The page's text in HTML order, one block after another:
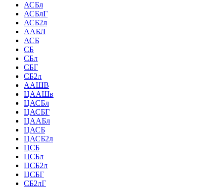
АСБл
АСБлГ
АСБ2л
ААБЛ
АСБ
СБ
СБл
СБГ
СБ2л
ААШВ
ЦААШв
ЦАСБл
ЦАСБГ
ЦААБл
ЦАСБ
ЦАСБ2л
ЦСБ
ЦСБл
ЦСБ2л
ЦСБГ
СБ2лГ